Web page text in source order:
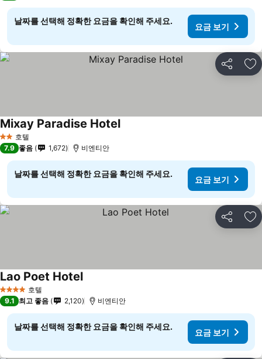
날짜를 선택해 정확한 요금을 확인해 주세요.
요금 보기
공유 즐
2 성급호텔
Mixay Paradise Hotel요금 보기
7.9 좋음 1,672 비엔티안
날짜를 선택해 정확한 요금을 확인해 주세요.
요금 보기
공유 즐
4 성급 호텔
Lao Poet Hotel요금 보기
9.1 최고 좋음 2,120 비엔티안
날짜를 선택해 정확한 요금을 확인해 주세요.
요금 보기